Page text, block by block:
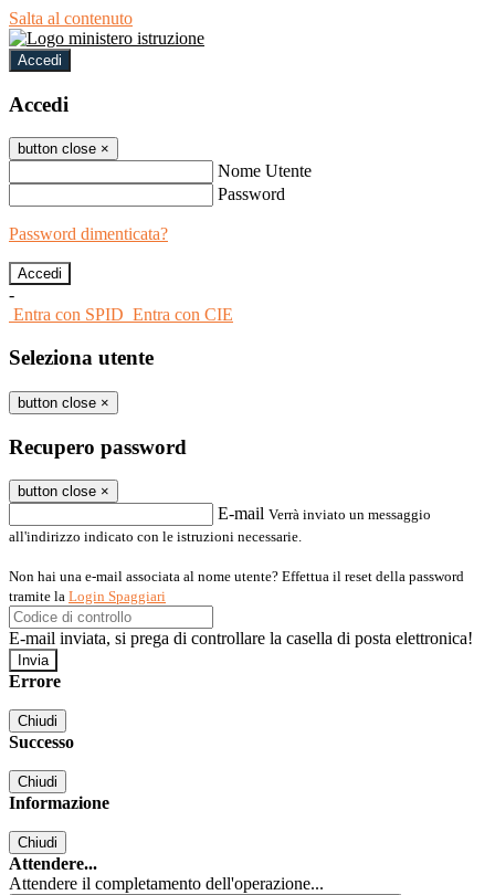
Salta al contenuto
Accedi
Accedi
button close ×
Nome Utente
Password
Password dimenticata?
-
Entra con SPID Entra con CIE
Seleziona utente
button close ×
Recupero password
button close ×
E-mail Verrà inviato un messaggio
all'indirizzo indicato con le istruzioni necessarie.
Non hai una e-mail associata al nome utente? Effettua il reset della password
tramite la Login Spaggiari
E-mail inviata, si prega di controllare la casella di posta elettronica!
Errore
Chiudi
Successo
Chiudi
Informazione
Chiudi
Attendere...
Attendere il completamento dell'operazione...